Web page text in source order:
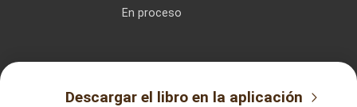
En proceso
Descargar el libro en la aplicación